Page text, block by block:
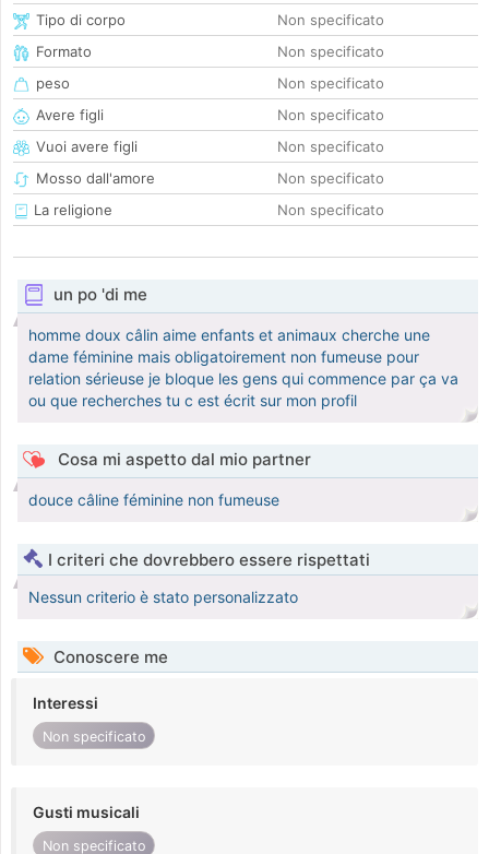
Tipo di corpo
Non specificato
Formato
Non specificato
peso
Non specificato
Avere figli
Non specificato
Vuoi avere figli
Non specificato
Mosso dall'amore
Non specificato
La religione
Non specificato
un po 'di me
homme doux câlin aime enfants et animaux cherche une
dame féminine mais obligatoirement non fumeuse pour
relation sérieuse je bloque les gens qui commence par ça va
ou que recherches tu c est écrit sur mon profil
Cosa mi aspetto dal mio partner
douce câline féminine non fumeuse
I criteri che dovrebbero essere rispettati
Nessun criterio è stato personalizzato
Conoscere me
Interessi
Non specificato
Gusti musicali
Non specificato